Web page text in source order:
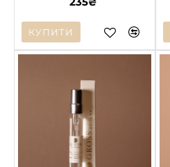
КУПИТИ